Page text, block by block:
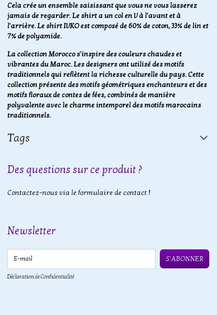
Cela crée un ensemble saisissant que vous ne vous lasserez
jamais de regarder. Le shirt a un col en V à l'avant et à
l'arrière. Le shirt IVKO est composé de 60% de coton, 33% de lin et
7% de polyamide.
La collection Morocco s'inspire des couleurs chaudes et
vibrantes du Maroc. Les designers ont utilisé des motifs
traditionnels qui reflètent la richesse culturelle du pays. Cette
collection présente des motifs géométriques enchanteurs et des
motifs floraux de contes de fées, combinés de manière
polyvalente avec le charme intemporel des motifs marocains
traditionnels.
Tags
Des questions sur ce produit ?
Contactez-nous via le formulaire de contact !
Newsletter
S'ABONNER
Déclaration de Confidentialité